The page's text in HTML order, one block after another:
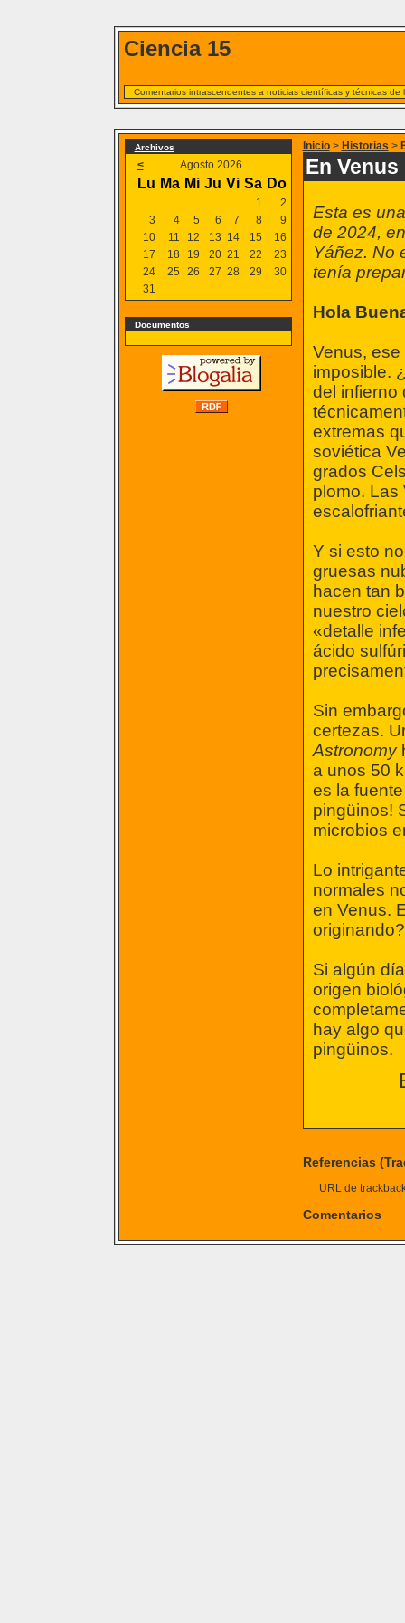
Ciencia 15
Comentarios intrascendentes a noticias científicas y técnicas de
Archivos
< Agosto 2026
Lu Ma Mi Ju Vi Sa Do
1
2
3
4 5 6 7 8
9
10
11 12 13 14 15
16
17
18 19 20 21 22
23
24
25 26 27 28 29
30
31
Documentos
Inicio> Historias >
En
Esta es
de 2024,
Yáñez. No
tenía
Hola
Venus,
imposible.
del infierno
extremas
soviética
grados
plomo. Las
Y si esto
gruesas
hacen tan
nuestro
«detalle
ácido
Sin
certezas.
Astronomy
a unos 50
es la
pingüinos!
microbios
Lo
normales
en Venus.
originando?
Si algún
origen
hay algo
pingüinos.
Referencias
URL de
Comentarios